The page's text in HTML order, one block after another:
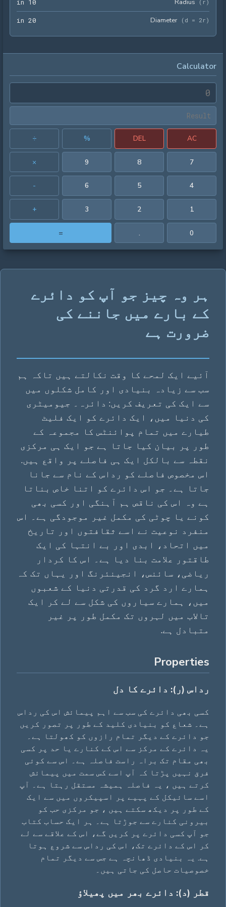
Radius ( r )
10
Diameter ( d = 2r )
20
Calculator
AC
DEL
%
÷
7
8
9
×
4
5
6
-
1
2
3
+
0
.
=
ہر وہ چیز جو آپ کو دائرے
کے بارے میں جاننے کی
ضرورت ہے
آئیے ایک لمحے کا وقت نکالتے ہیں تاکہ ہم
سب سے زیادہ بنیادی اور کامل شکلوں میں
سے ایک کی تعریف کریں: دائرہ۔ جیومیٹری
کی دنیا میں، ایک دائرے کو ایک فلیٹ
طیارے میں تمام پوائنٹس کا مجموعہ کے
طور پر بیان کیا جاتا ہے جو ایک ہی مرکزی
نقطہ سے بالکل ایک ہی فاصلے پر واقع ہیں.
اس مخصوص فاصلے کو رداس کے نام سے جانا
جاتا ہے۔ جو اس دائرے کو اتنا خاص بناتا
ہے وہ اس کی ناقص ہم آہنگی اور کسی بھی
کونے یا چوٹی کی مکمل غیر موجودگی ہے۔ اس
منفرد نوعیت نے اسے ثقافتوں اور تاریخ
میں اتحاد، ابدی اور بے انتہا کی ایک
طاقتور علامت بنا دیا ہے۔ اس کا کردار
ریاضی، سائنس، انجینئرنگ اور یہاں تک کہ
ہمارے ارد گرد کی قدرتی دنیا کے شعبوں
میں، ہمارے سیاروں کی شکل سے لے کر ایک
تالاب میں لہروں تک مکمل طور پر غیر
متبادل ہے.
Properties
رداس (ر): دائرے کا دل
کسی بھی دائرے کی سب سے اہم پیمائش اس کی رداس
ہے۔ شعاع کو بنیادی کلید کے طور پر تصور کریں
جو دائرے کے دیگر تمام رازوں کو کھولتا ہے۔
یہ دائرے کے مرکز سے اس کے کنارے یا حد پر کسی
بھی مقام تک براہ راست فاصلہ ہے۔ اس سے کوئی
فرق نہیں پڑتا کہ آپ اسے کس سمت میں پیمائش
کرتے ہیں ، یہ فاصلہ ہمیشہ مستقل رہتا ہے۔ آپ
اسے سائیکل کے پہیے پر اسپیکروں میں سے ایک
کے طور پر دیکھ سکتے ہیں ، جو مرکزی حب کو
بیرونی کنارے سے جوڑتا ہے۔ ہر ایک حساب کتاب
جو آپ کسی دائرے پر کریں گے، اس کے علاقے سے لے
کر اس کے دائرے تک، اس کی رداس سے شروع ہوتا
ہے. یہ بنیادی ڈھانچہ ہے جس سے دیگر تمام
خصوصیات حاصل کی جاتی ہیں۔
قطر (د): دائرے بھر میں پھیلاؤ